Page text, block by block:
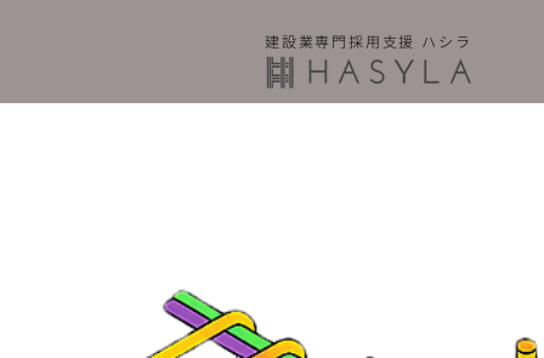
建設業専門採用支援 ハシラ